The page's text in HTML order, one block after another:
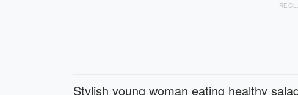
Stylish young woman eating healthy